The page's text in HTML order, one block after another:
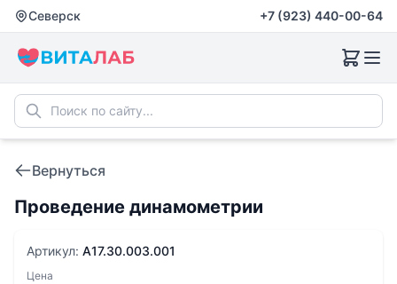
Северск +7 (923) 440-00-64
Вернуться
Проведение динамометрии
Артикул: A17.30.003.001
Цена